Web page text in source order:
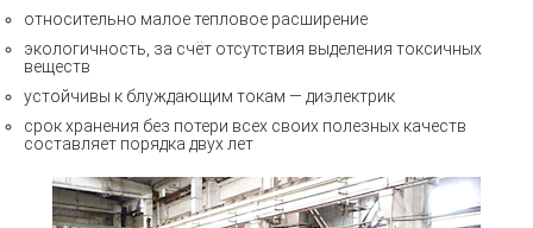
относительно малое тепловое расширение
экологичность, за счёт отсутствия выделения токсичных
веществ
устойчивы к блуждающим токам — диэлектрик
срок хранения без потери всех своих полезных качеств
составляет порядка двух лет